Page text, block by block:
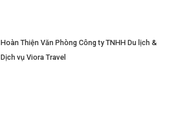
Hoàn Thiện Văn Phòng Công ty TNHH Du lịch &
Dịch vụ Viora Travel